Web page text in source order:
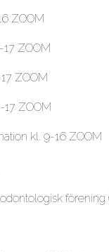
ZOOM
ZOOM
ZOOM
ZOOM
kl. 9-16 ZOOM
förening